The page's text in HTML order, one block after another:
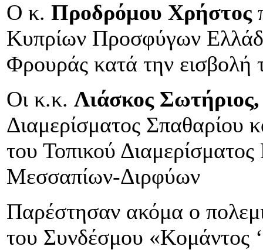
Ο κ. Προδρόμου Χρήστος
Κυπρίων Προσφύγων
Φρουράς κατά την εισβολή
Οι κ.κ. Λιάσκος Σωτήριος,
Διαμερίσματος Σπαθαρίου
του Τοπικού
Μεσσαπίων-Διρφύων
Παρέστησαν ακόμα ο
του Συνδέσμου «Κομάντος